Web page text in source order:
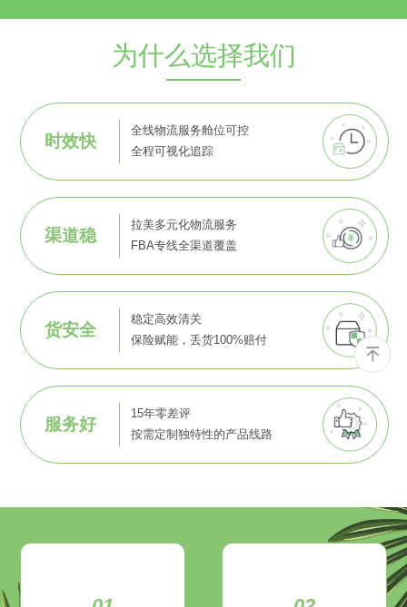
为什么选择我们
时效快
全线物流服务舱位可控
全程可视化追踪
渠道稳
拉美多元化物流服务
FBA专线全渠道覆盖
货安全
稳定高效清关
保险赋能，丢货100%赔付
服务好
15年零差评
按需定制独特性的产品线路